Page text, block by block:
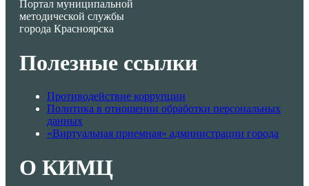
Портал муниципальной
методической службы
города Красноярска
Полезные ссылки
Противодействие коррупции
Политика в отношении обработки персональных
данных
«Виртуальная приемная» администрации города
О КИМЦ